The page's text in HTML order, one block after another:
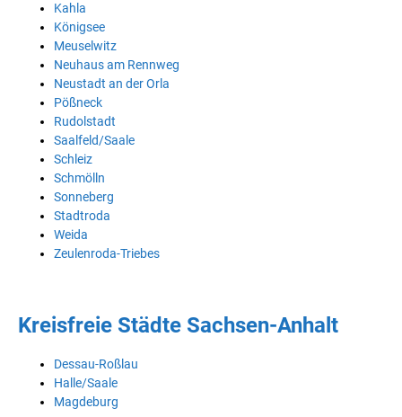
Kahla
Königsee
Meuselwitz
Neuhaus am Rennweg
Neustadt an der Orla
Pößneck
Rudolstadt
Saalfeld/Saale
Schleiz
Schmölln
Sonneberg
Stadtroda
Weida
Zeulenroda-Triebes
Kreisfreie Städte Sachsen-Anhalt
Dessau-Roßlau
Halle/Saale
Magdeburg